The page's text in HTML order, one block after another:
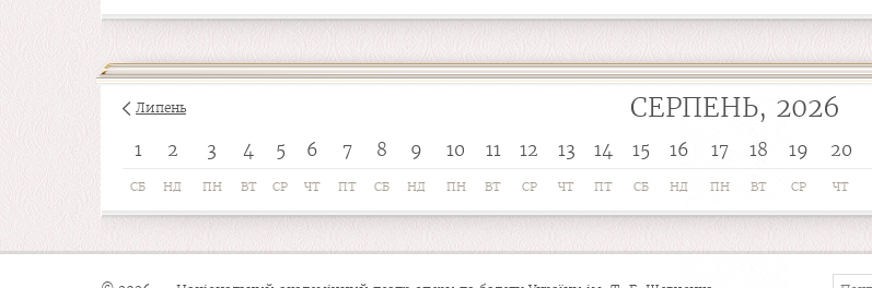
Липень СЕРПЕНЬ, 2026
1 2 3 4 5 6 7 8 9 10 11 12 13 14 15 16 17 18 19 20
СБ НД ПН ВТ СР ЧТ ПТ СБ НД ПН ВТ СР ЧТ ПТ СБ НД ПН ВТ СР ЧТ